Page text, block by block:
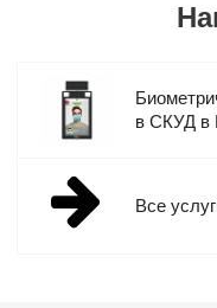
биометрических
оборудование с
производителей – до пяти
в СКУД в
Все